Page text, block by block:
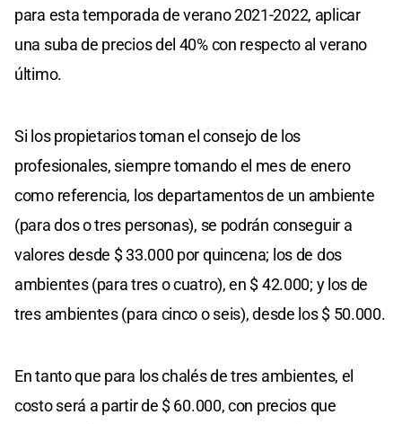
para esta temporada de verano 2021-2022, aplicar
una suba de precios del 40% con respecto al verano
último.
Si los propietarios toman el consejo de los
profesionales, siempre tomando el mes de enero
como referencia, los departamentos de un ambiente
(para dos o tres personas), se podrán conseguir a
valores desde $ 33.000 por quincena; los de dos
ambientes (para tres o cuatro), en $ 42.000; y los de
tres ambientes (para cinco o seis), desde los $ 50.000.
En tanto que para los chalés de tres ambientes, el
costo será a partir de $ 60.000, con precios que